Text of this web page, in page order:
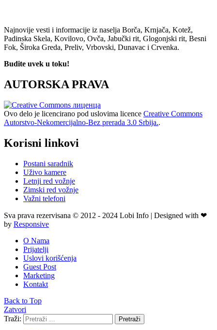
Najnovije vesti i informacije iz naselja Borča, Krnjača, Kotež,
Padinska Skela, Kovilovo, Ovča, Jabučki rit, Glogonjski rit, Besni
Fok, Široka Greda, Preliv, Vrbovski, Dunavac i Crvenka.
Budite uvek u toku!
AUTORSKA PRAVA
Ovo delo je licencirano pod uslovima licence Creative Commons
Autorstvo-Nekomercijalno-Bez prerada 3.0 Srbija..
Korisni linkovi
Postani saradnik
Uživo kamere
Letnji red vožnje
Zimski red vožnje
Važni telefoni
Sva prava rezervisana © 2012 - 2024 Lobi Info | Designed with ❤
by Responsive
O Nama
Prijatelji
Uslovi korišćenja
Guest Post
Marketing
Kontakt
Back to Top
Zatvori
Traži:
Pretraži